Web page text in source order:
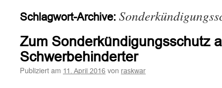
springen
Schlagwort-Archive:
Zum Sonderkündigungsschutz
Schwerbehinderter
Publiziert am 11. April 2016 von raskwar